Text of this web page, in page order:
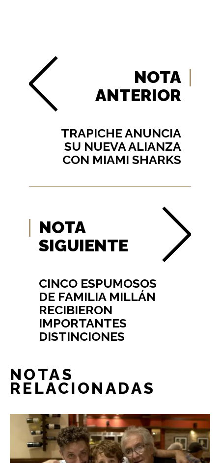
NOTA
ANTERIOR
TRAPICHE ANUNCIA
SU NUEVA ALIANZA
CON MIAMI SHARKS
NOTA
SIGUIENTE
CINCO ESPUMOSOS
DE FAMILIA MILLÁN
RECIBIERON
IMPORTANTES
DISTINCIONES
NOTAS
RELACIONADAS